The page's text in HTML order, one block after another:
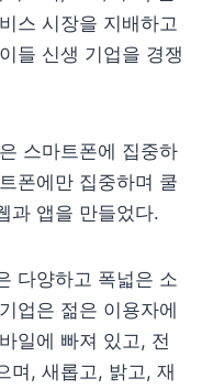
스 시장을 지배하고
들 신생 기업을 경쟁
스마트폰에 집중하
폰에만 집중하며 쿨
과 앱을 만들었다.
다양하고 폭넓은 소
업은 젊은 이용자에
일에 빠져 있고, 전
며, 새롭고, 밝고, 재